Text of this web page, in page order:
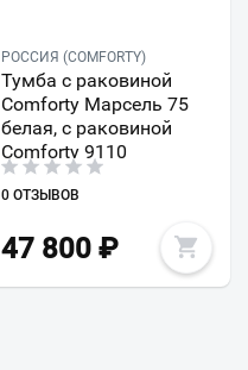
РОССИЯ (COMFORTY)
Тумба с раковиной
Comforty Марсель 75
белая, c раковиной
Comforty 9110
0 ОТЗЫВОВ
47 800₽